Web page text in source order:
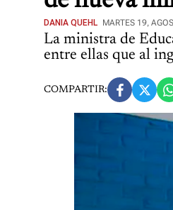
DANIA QUEHL MARTES 19,
La ministra de
entre ellas que al
COMPARTIR: